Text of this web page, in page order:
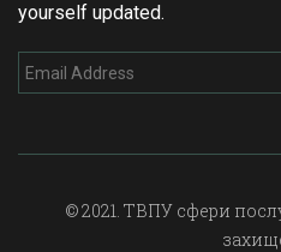
yourself updated.
© 2021. ТВПУ сфери